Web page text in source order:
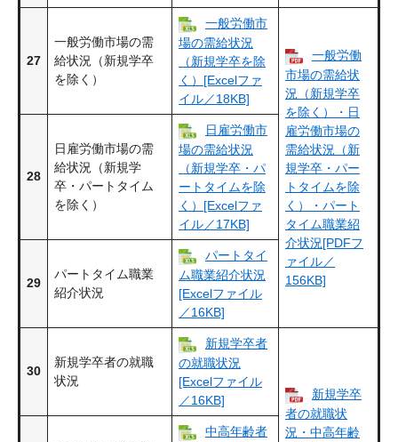
27
一般労働市場の需
給状況（新規学卒
を除く）
一般労働市
場の需給状況
（新規学卒を除
く）[Excelファ
イル／18KB]
一般労働
市場の需給状
況（新規学卒
を除く）・日
雇労働市場の
需給状況（新
規学卒・パー
トタイムを除
く）・パート
タイム職業紹
介状況[PDFフ
ァイル／
156KB]
28
日雇労働市場の需
給状況（新規学
卒・パートタイム
を除く）
日雇労働市
場の需給状況
（新規学卒・パ
ートタイムを除
く）[Excelファ
イル／17KB]
29
パートタイム職業
紹介状況
パートタイ
ム職業紹介状況
[Excelファイル
／16KB]
30
新規学卒者の就職
状況
新規学卒者
の就職状況
[Excelファイル
／16KB]
新規学卒
者の就職状
況・中高年齢
中高年齢者